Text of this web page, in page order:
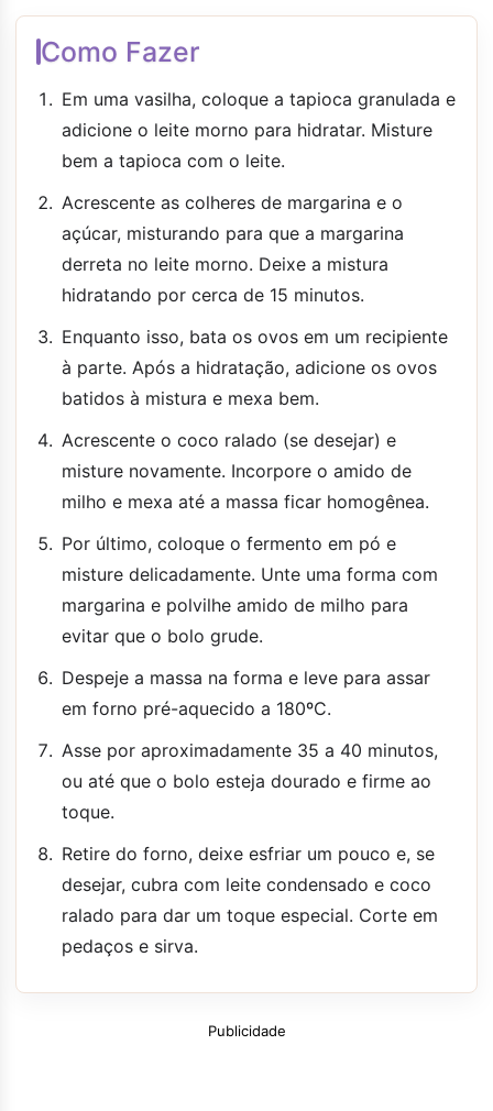
Como Fazer
Em uma vasilha, coloque a tapioca granulada e
adicione o leite morno para hidratar. Misture
bem a tapioca com o leite.
Acrescente as colheres de margarina e o
açúcar, misturando para que a margarina
derreta no leite morno. Deixe a mistura
hidratando por cerca de 15 minutos.
Enquanto isso, bata os ovos em um recipiente
à parte. Após a hidratação, adicione os ovos
batidos à mistura e mexa bem.
Acrescente o coco ralado (se desejar) e
misture novamente. Incorpore o amido de
milho e mexa até a massa ficar homogênea.
Por último, coloque o fermento em pó e
misture delicadamente. Unte uma forma com
margarina e polvilhe amido de milho para
evitar que o bolo grude.
Despeje a massa na forma e leve para assar
em forno pré-aquecido a 180ºC.
Asse por aproximadamente 35 a 40 minutos,
ou até que o bolo esteja dourado e firme ao
toque.
Retire do forno, deixe esfriar um pouco e, se
desejar, cubra com leite condensado e coco
ralado para dar um toque especial. Corte em
pedaços e sirva.
Publicidade